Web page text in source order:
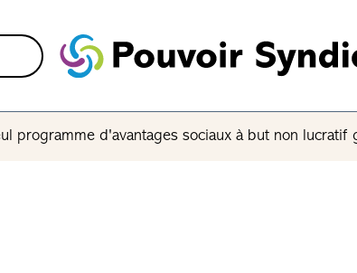
programme d'avantages sociaux à but non lucratif